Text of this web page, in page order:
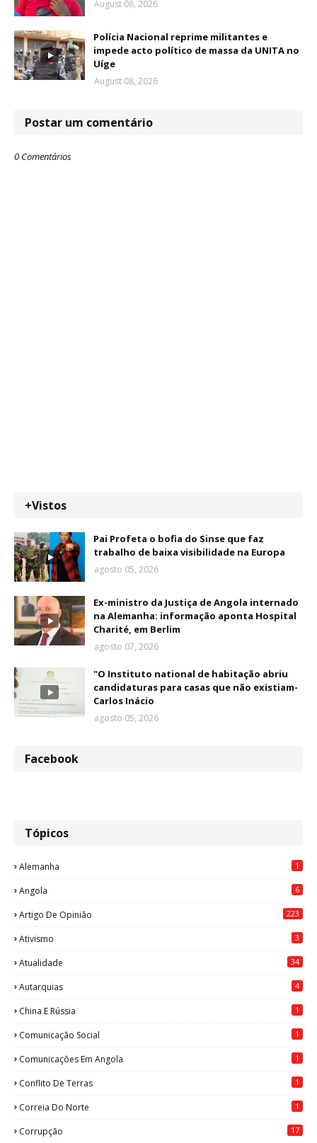
August 08, 2026
Polícia Nacional reprime militantes e
impede acto político de massa da UNITA no
Uíge
August 08, 2026
Postar um comentário
0 Comentários
+Vistos
Pai Profeta o bofia do Sinse que faz
trabalho de baixa visibilidade na Europa
agosto 05, 2026
Ex-ministro da Justiça de Angola internado
na Alemanha: informação aponta Hospital
Charité, em Berlim
agosto 07, 2026
"O Instituto national de habitação abriu
candidaturas para casas que não existiam-
Carlos Inácio
agosto 05, 2026
Facebook
Tópicos
Alemanha 1
Angola 6
Artigo De Opinião 223
Ativismo 3
Atualidade 34
Autarquias 4
China E Rússia 1
Comunicação Social 1
Comunicações Em Angola 1
Conflito De Terras 1
Correia Do Norte 1
Corrupção 17